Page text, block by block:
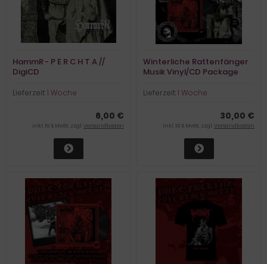
HammR - P E R C H T A //
DigiCD
Lieferzeit:1 Woche
6,00 €
inkl. 19 % MwSt. zzgl.Versandkosten
Winterliche Rattenfänger
Musik Vinyl/CD Package
Lieferzeit:1 Woche
30,00 €
inkl. 19 % MwSt. zzgl.Versandkosten